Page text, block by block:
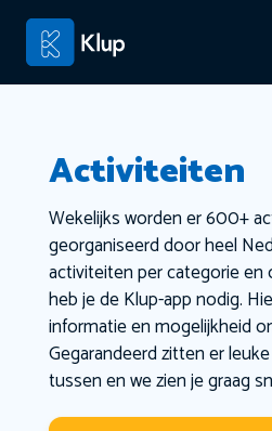
Activiteiten
Wekelijks worden er 600+
georganiseerd door heel
activiteiten per categorie en
heb je de Klup-app nodig.
informatie en mogelijkheid
Gegarandeerd zitten er
tussen en we zien je graag